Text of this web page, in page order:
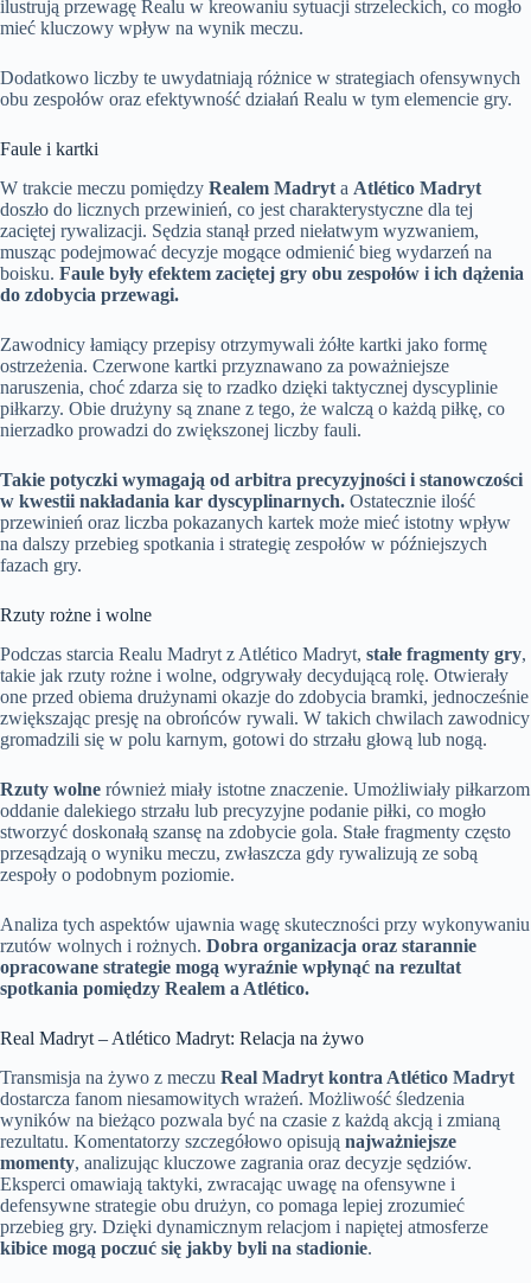
ilustrują przewagę Realu w kreowaniu sytuacji strzeleckich, co mogło
mieć kluczowy wpływ na wynik meczu.
Dodatkowo liczby te uwydatniają różnice w strategiach ofensywnych
obu zespołów oraz efektywność działań Realu w tym elemencie gry.
Faule i kartki
W trakcie meczu pomiędzy Realem Madryt a Atlético Madryt
doszło do licznych przewinień, co jest charakterystyczne dla tej
zaciętej rywalizacji. Sędzia stanął przed niełatwym wyzwaniem,
musząc podejmować decyzje mogące odmienić bieg wydarzeń na
boisku. Faule były efektem zaciętej gry obu zespołów i ich dążenia
do zdobycia przewagi.
Zawodnicy łamiący przepisy otrzymywali żółte kartki jako formę
ostrzeżenia. Czerwone kartki przyznawano za poważniejsze
naruszenia, choć zdarza się to rzadko dzięki taktycznej dyscyplinie
piłkarzy. Obie drużyny są znane z tego, że walczą o każdą piłkę, co
nierzadko prowadzi do zwiększonej liczby fauli.
Takie potyczki wymagają od arbitra precyzyjności i stanowczości
w kwestii nakładania kar dyscyplinarnych. Ostatecznie ilość
przewinień oraz liczba pokazanych kartek może mieć istotny wpływ
na dalszy przebieg spotkania i strategię zespołów w późniejszych
fazach gry.
Rzuty rożne i wolne
Podczas starcia Realu Madryt z Atlético Madryt, stałe fragmenty gry,
takie jak rzuty rożne i wolne, odgrywały decydującą rolę. Otwierały
one przed obiema drużynami okazje do zdobycia bramki, jednocześnie
zwiększając presję na obrońców rywali. W takich chwilach zawodnicy
gromadzili się w polu karnym, gotowi do strzału głową lub nogą.
Rzuty wolne również miały istotne znaczenie. Umożliwiały piłkarzom
oddanie dalekiego strzału lub precyzyjne podanie piłki, co mogło
stworzyć doskonałą szansę na zdobycie gola. Stałe fragmenty często
przesądzają o wyniku meczu, zwłaszcza gdy rywalizują ze sobą
zespoły o podobnym poziomie.
Analiza tych aspektów ujawnia wagę skuteczności przy wykonywaniu
rzutów wolnych i rożnych. Dobra organizacja oraz starannie
opracowane strategie mogą wyraźnie wpłynąć na rezultat
spotkania pomiędzy Realem a Atlético.
Real Madryt – Atlético Madryt: Relacja na żywo
Transmisja na żywo z meczu Real Madryt kontra Atlético Madryt
dostarcza fanom niesamowitych wrażeń. Możliwość śledzenia
wyników na bieżąco pozwala być na czasie z każdą akcją i zmianą
rezultatu. Komentatorzy szczegółowo opisują najważniejsze
momenty, analizując kluczowe zagrania oraz decyzje sędziów.
Eksperci omawiają taktyki, zwracając uwagę na ofensywne i
defensywne strategie obu drużyn, co pomaga lepiej zrozumieć
przebieg gry. Dzięki dynamicznym relacjom i napiętej atmosferze
kibice mogą poczuć się jakby byli na stadionie.